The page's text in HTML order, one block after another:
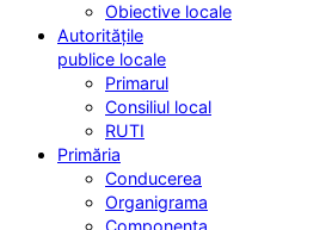
Obiective locale
Autoritățile
publice locale
Primarul
Consiliul local
RUTI
Primăria
Conducerea
Organigrama
Componența